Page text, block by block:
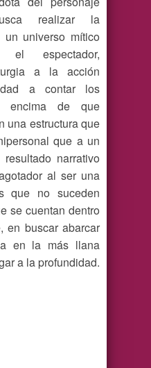
realizar la
un universo mítico
el espectador,
a la acción
a contar los
encima de que
una estructura que
que a un
narrativo
al ser una
que no suceden
se cuentan dentro
en buscar abarcar
en la más llana
a la profundidad.